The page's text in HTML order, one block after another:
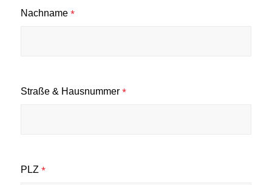
Nachname *
Straße & Hausnummer *
PLZ *